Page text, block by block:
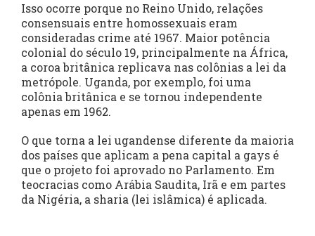
Isso ocorre porque no Reino Unido, relações
consensuais entre homossexuais eram
consideradas crime até 1967. Maior potência
colonial do século 19, principalmente na África,
a coroa britânica replicava nas colônias a lei da
metrópole. Uganda, por exemplo, foi uma
colônia britânica e se tornou independente
apenas em 1962.
O que torna a lei ugandense diferente da maioria
dos países que aplicam a pena capital a gays é
que o projeto foi aprovado no Parlamento. Em
teocracias como Arábia Saudita, Irã e em partes
da Nigéria, a sharia (lei islâmica) é aplicada.